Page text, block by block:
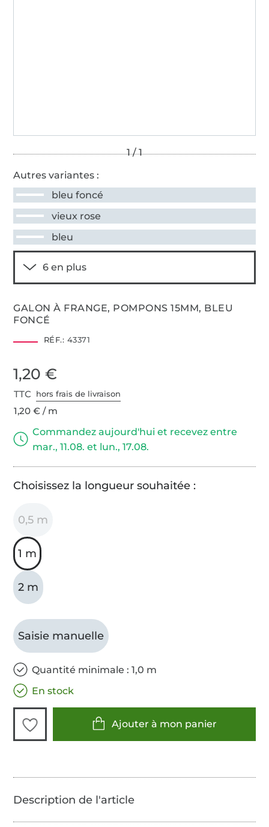
Autres variantes :
bleu foncé
vieux rose
bleu
GALON À FRANGE, POMPONS 15MM, BLEU
FONCÉ
RÉF.: 43371
1,20 €
TTC hors frais de livraison
1,20 € / m
Commandez aujourd'hui et recevez entre
mar., 11.08. et lun., 17.08.
Choisissez la longueur souhaitée :
0,5 m
1 m
2 m
Saisie manuelle
Quantité minimale : 1,0 m
En stock
Ajouter à mon panier